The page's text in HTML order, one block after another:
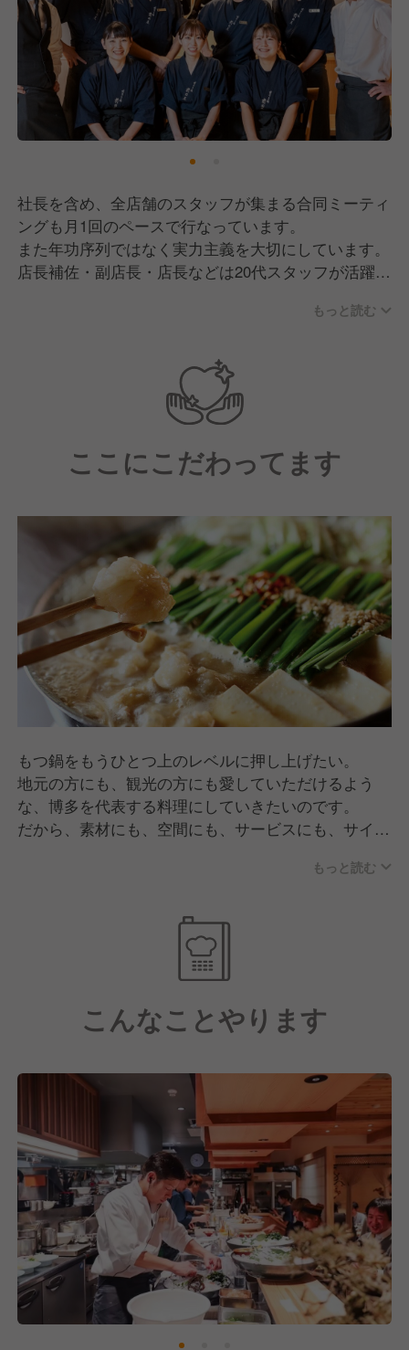
社長を含め、全店舗のスタッフが集まる合同ミーティ
ングも月1回のペースで行なっています。
また年功序列ではなく実力主義を大切にしています。
店長補佐・副店長・店長などは20代スタッフが活躍
ャー、副料理長、総料理長、通販事業部門のスタッ
もっと読む
ここにこだわってます
もつ鍋をもうひとつ上のレベルに押し上げたい。
地元の方にも、観光の方にも愛していただけるよう
な、博多を代表する料理にしていきたいのです。
だから、素材にも、空間にも、サービスにも、サイド
人気に甘えず、料理としての質を追いつづける。その
それが、もつ鍋のこれからを作っていく前田屋のここ
もっと読む
こんなことやります